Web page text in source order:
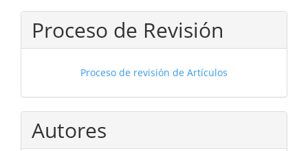
Proceso de Revisión
Proceso de revisión de Artículos
Autores